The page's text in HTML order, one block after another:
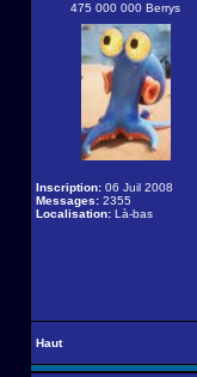
475 000 000 Berrys
Inscription: 06 Juil 2008
Messages: 2355
Localisation: Là-bas
Haut